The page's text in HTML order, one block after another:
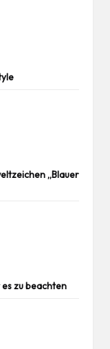
„Blauer
zu beachten